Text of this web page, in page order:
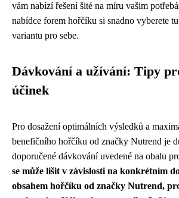
vám nabízí řešení šité na míru vašim
nabídce forem hořčíku si snadno vyberete
variantu pro sebe.
Dávkování a užívání: Tipy
účinek
Pro dosažení optimálních výsledků a
benefičního hořčíku od značky Nutrend je
doporučené dávkování uvedené na obalu
se může lišit v závislosti na konkrétním
obsahem hořčíku od značky Nutrend,